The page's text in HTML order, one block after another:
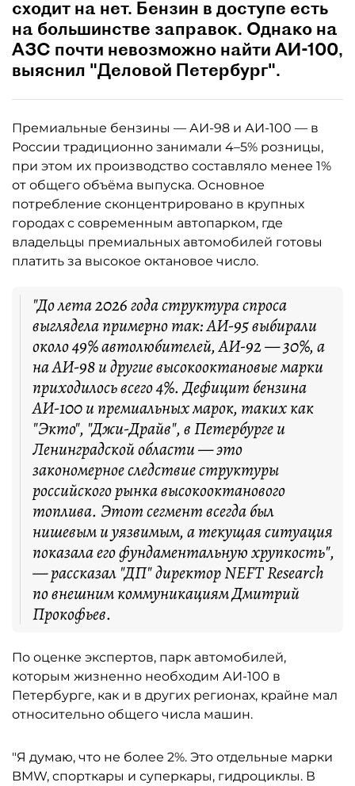
сходит на нет. Бензин в доступе есть
на большинстве заправок. Однако на
АЗС почти невозможно найти АИ-100,
выяснил "Деловой Петербург".
Премиальные бензины — АИ-98 и АИ-100 — в
России традиционно занимали 4–5% розницы,
при этом их производство составляло менее 1%
от общего объёма выпуска. Основное
потребление сконцентрировано в крупных
городах с современным автопарком, где
владельцы премиальных автомобилей готовы
платить за высокое октановое число.
"До лета 2026 года структура спроса
выглядела примерно так: АИ-95 выбирали
около 49% автолюбителей, АИ-92 — 30%, а
на АИ-98 и другие высокооктановые марки
приходилось всего 4%. Дефицит бензина
АИ-100 и премиальных марок, таких как
"Экто", "Джи-Драйв", в Петербурге и
Ленинградской области — это
закономерное следствие структуры
российского рынка высокооктанового
топлива. Этот сегмент всегда был
нишевым и уязвимым, а текущая ситуация
показала его фундаментальную хрупкость",
— рассказал "ДП" директор NEFT Research
по внешним коммуникациям Дмитрий
Прокофьев.
По оценке экспертов, парк автомобилей,
которым жизненно необходим АИ-100 в
Петербурге, как и в других регионах, крайне мал
относительно общего числа машин.
"Я думаю, что не более 2%. Это отдельные марки
BMW, спорткары и суперкары, гидроциклы. В